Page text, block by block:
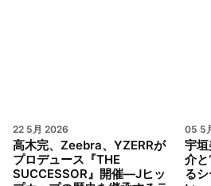
22 5月 2026
高木完、Zeebra、YZERRが
プロデュース『THE
SUCCESSOR』開催—Jヒッ
05 5
宇
介と
る